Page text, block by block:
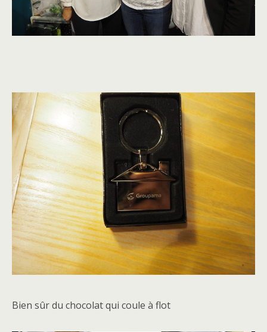
Bien sûr du chocolat qui coule à flot